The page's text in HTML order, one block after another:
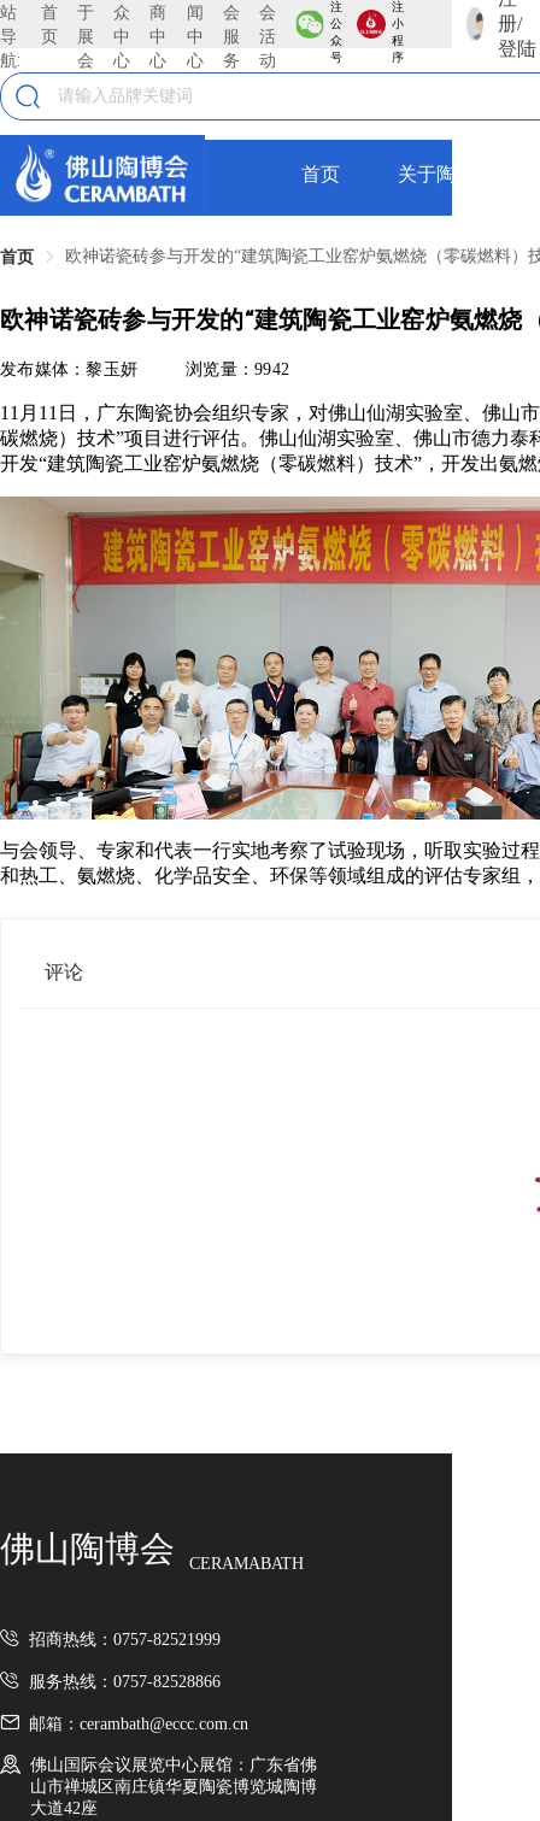
站
导
航:
首
页
于
展
会
众
中
心
商
中
心
闻
中
心
会
服
务
会
活
动
注
公
众
号
注
小
程
序
册/
登陆
首页 关于陶博会
首页 欧神诺瓷砖参与开发的“建筑陶瓷工业窑炉氨燃烧（零碳燃料）
欧神诺瓷砖参与开发的“建筑陶瓷工业窑炉氨燃烧
发布媒体：黎玉妍 浏览量：9942
11月11日，广东陶瓷协会组织专家，对佛山仙湖实验室、佛山
碳燃烧）技术”项目进行评估。佛山仙湖实验室、佛山市德力
开发“建筑陶瓷工业窑炉氨燃烧（零碳燃料）技术”，开发出氨
与会领导、专家和代表一行实地考察了试验现场，听取实验过
和热工、氨燃烧、化学品安全、环保等领域组成的评估专家组
评论
佛山陶博会 CERAMABATH
招商热线：0757-82521999
服务热线：0757-82528866
邮箱：cerambath@eccc.com.cn
佛山国际会议展览中心展馆：广东省佛
山市禅城区南庄镇华夏陶瓷博览城陶博
大道42座